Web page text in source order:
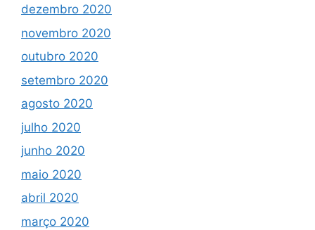
dezembro 2020
novembro 2020
outubro 2020
setembro 2020
agosto 2020
julho 2020
junho 2020
maio 2020
abril 2020
março 2020